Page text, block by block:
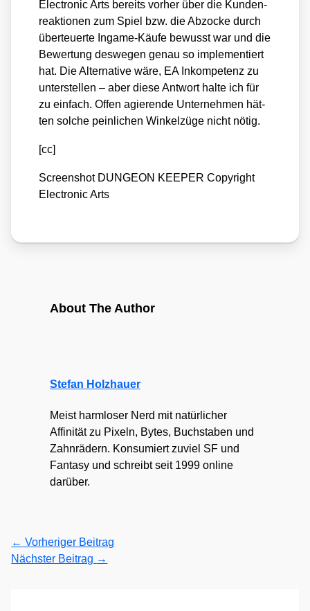
Elec­tro­nic Arts bereits vor­her über die Kun­den­
re­ak­tio­nen zum Spiel bzw. die Abzo­cke durch
über­teu­er­te Ingame-Käu­fe bewusst war und die
Bewer­tung des­we­gen genau so imple­men­tiert
hat. Die Alter­na­ti­ve wäre, EA Inkom­pe­tenz zu
unter­stel­len – aber die­se Ant­wort hal­te ich für
zu ein­fach. Offen agie­ren­de Unter­neh­men hät­
ten sol­che pein­li­chen Win­kel­zü­ge nicht nötig.
[cc]
Screen­shot DUNGEON KEEPER Copy­right
Elec­tro­nic Arts
About The Author
Stefan Holzhauer
Meist harmloser Nerd mit natürlicher
Affinität zu Pixeln, Bytes, Buchstaben und
Zahnrädern. Konsumiert zuviel SF und
Fantasy und schreibt seit 1999 online
darüber.
← Vorheriger Beitrag
Nächster Beitrag →